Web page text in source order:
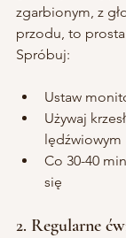
zgarbionym, z
przodu, to
Spróbuj:
Ustaw
Używaj
lędźwiowym
Co 30-40
się
2. Regularne